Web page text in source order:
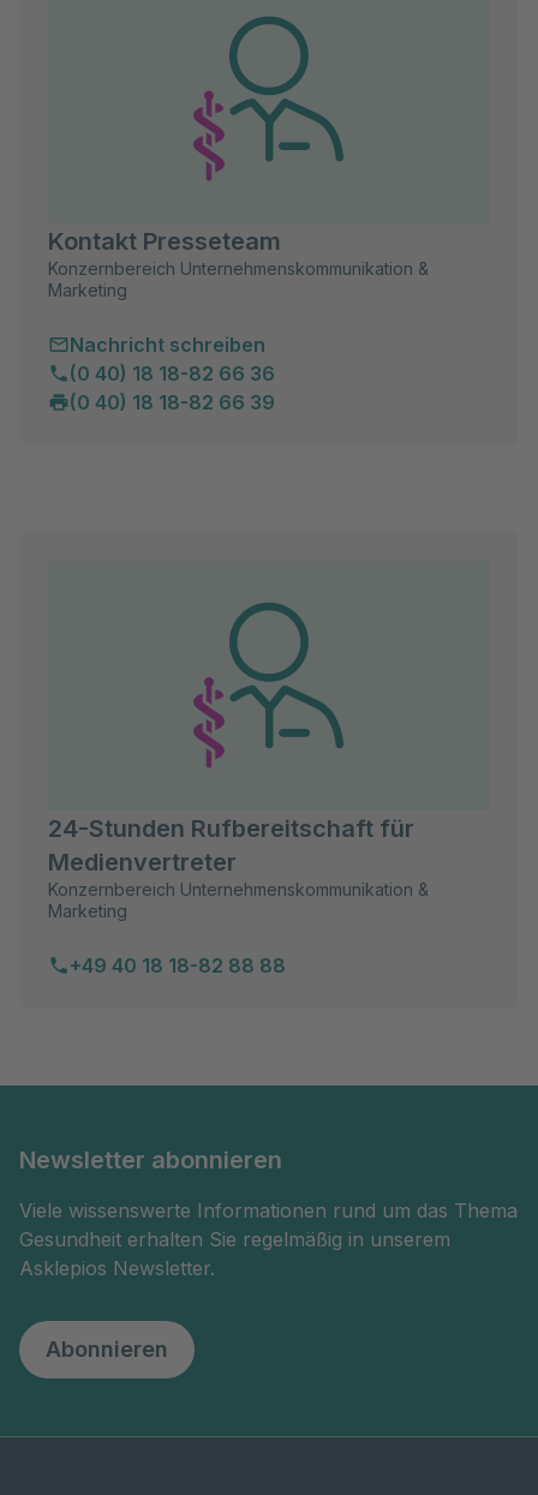
Kontakt Presseteam
Konzernbereich Unternehmenskommunikation &
Marketing
Nachricht schreiben
(0 40) 18 18-82 66 36
(0 40) 18 18-82 66 39
24-Stunden Rufbereitschaft für
Medienvertreter
Konzernbereich Unternehmenskommunikation &
Marketing
+49 40 18 18-82 88 88
Newsletter abonnieren
Viele wissenswerte Informationen rund um das Thema
Gesundheit erhalten Sie regelmäßig in unserem
Asklepios Newsletter.
Abonnieren